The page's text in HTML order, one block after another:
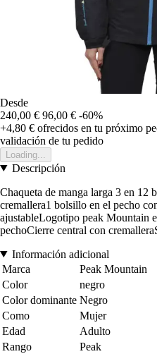
Desde
240,00 € 96,00 € -60%
+4,80 € ofrecidos en tu próximo
validación de tu pedido
Loading...
Descripción
Chaqueta de manga larga 3 en 12
cremallera1 bolsillo en el pecho
ajustableLogotipo peak Mountain
pechoCierre central con
Información adicional
Marca
Peak Mountain
Color
negro
Color dominante Negro
Como
Mujer
Edad
Adulto
Rango
Peak